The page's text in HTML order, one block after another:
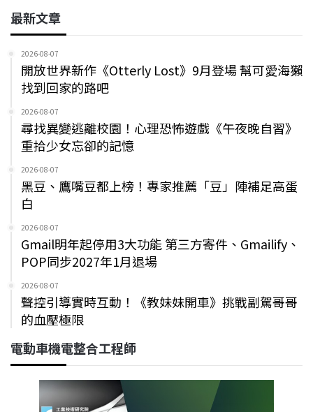
最新文章
2026-08-07
開放世界新作《Otterly Lost》9月登場 幫可愛海獺
找到回家的路吧
2026-08-07
尋找異變逃離校園！心理恐怖遊戲《午夜晚自習》
重拾少女忘卻的記憶
2026-08-07
黑豆、鷹嘴豆都上榜！專家推薦「豆」陣補足高蛋
白
2026-08-07
Gmail明年起停用3大功能 第三方寄件、Gmailify、
POP同步2027年1月退場
2026-08-07
聲控引導實時互動！《教妹妹開車》挑戰副駕哥哥
的血壓極限
電動車機電整合工程師